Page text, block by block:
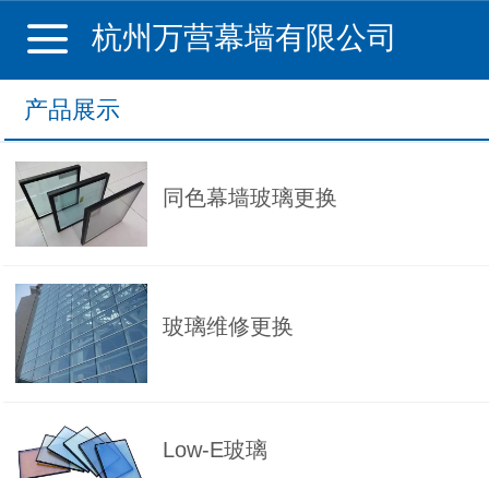
杭州万营幕墙有限公司
产品展示
同色幕墙玻璃更换
玻璃维修更换
Low-E玻璃